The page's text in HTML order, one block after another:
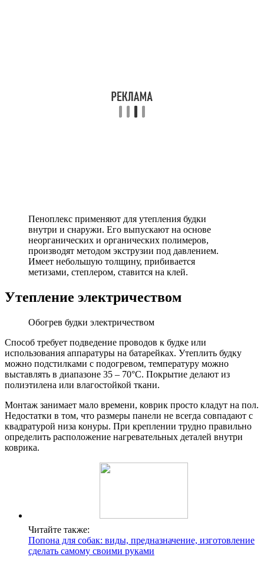
Пеноплекс применяют для утепления будки
внутри и снаружи. Его выпускают на основе
неорганических и органических полимеров,
производят методом экструзии под давлением.
Имеет небольшую толщину, прибивается
метизами, степлером, ставится на клей.
Утепление электричеством
Обогрев будки электричеством
Способ требует подведение проводов к будке или
использования аппаратуры на батарейках. Утеплить будку
можно подстилками с подогревом, температуру можно
выставлять в диапазоне 35 – 70°С. Покрытие делают из
полиэтилена или влагостойкой ткани.
Монтаж занимает мало времени, коврик просто кладут на пол.
Недостатки в том, что размеры панели не всегда совпадают с
квадратурой низа конуры. При креплении трудно правильно
определить расположение нагревательных деталей внутри
коврика.
Читайте также:
Попона для собак: виды, предназначение, изготовление
сделать самому своими руками